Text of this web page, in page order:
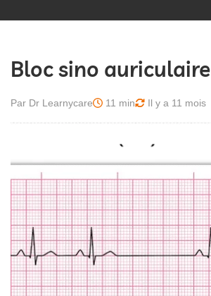
Bloc sino auriculaire
Par Dr Learnycare 11 min Il y a 11 mois